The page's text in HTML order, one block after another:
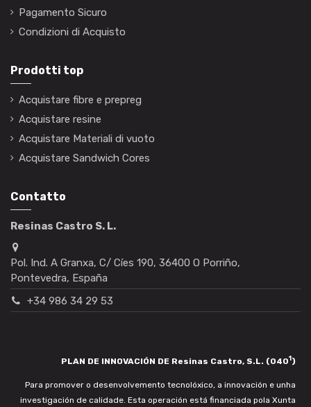
Pagamento Sicuro
Condizioni di Acquisto
Prodotti top
Acquistare fibre e prepreg
Acquistare resine
Acquistare Materiali di vuoto
Acquistare Sandwich Cores
Contatto
Resinas Castro S. L.
Pol. Ind. A Granxa, C/ Cíes 190, 36400 O Porriño,
Pontevedra, España
+34 986 34 29 53
PLAN DE INNOVACIÓN DE Resinas Castro, S.L. (0401)
Para promover o desenvolvemento tecnolóxico, a innovación e unha
investigación de calidade. Esta operación está financiada pola Xunta